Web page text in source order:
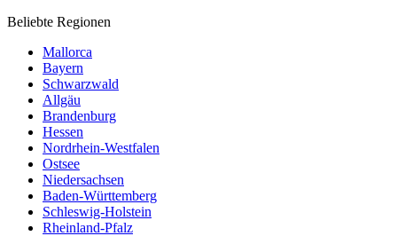
Beliebte Regionen
Mallorca
Bayern
Schwarzwald
Allgäu
Brandenburg
Hessen
Nordrhein-Westfalen
Ostsee
Niedersachsen
Baden-Württemberg
Schleswig-Holstein
Rheinland-Pfalz